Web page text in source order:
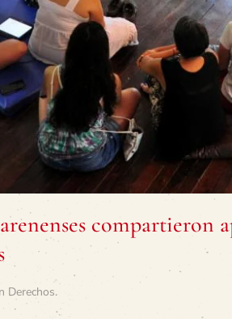
compartieron
Derechos.